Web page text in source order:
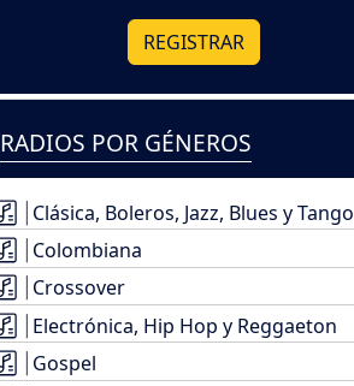
REGISTRAR
RADIOS POR GÉNEROS
Clásica, Boleros, Jazz, Blues y Tango
Colombiana
Crossover
Electrónica, Hip Hop y Reggaeton
Gospel